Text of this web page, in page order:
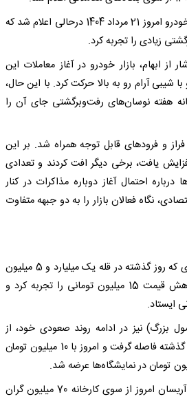
به گزارش تجارت نیوز، قیمت خودرو امروز 21 مرداد 1404 درحالی اعلام شد که
زیادی را تجربه کرد.
ابهام، بازار خودرو در آغاز معاملات این
شیبی آرام رو به بالا حرکت کرد. با این حال،
هفته نوسان‌های رفت‌وبرگشتی جای آن را
فراز و فرودهای قابل توجه همراه شد. بر این
یافت، برخی دیگر افت کردند و تعدادی
درباره احتمال آغاز دوباره مذاکرات در کنار
نگاه فعالان بازار را به دو جبهه متفاوت
دنا پلاس MT6 با رینگ فولادی که روز گذشته در قله یک میلیارد و 5 میلیون
تومانی ایستاده بود، امروز کاهش قیمت 15 میلیون تومانی را تجربه کرد و
بزرگ) نیز در ادامه روند صعودی خود، از
سطح 890 میلیون تومانی روز گذشته فاصله گرفت و امروز با 10 میلیون تومان
در خانواده وانت‌های داخلی، آریسان امروز از سوی کارخانه 70 میلیون گران